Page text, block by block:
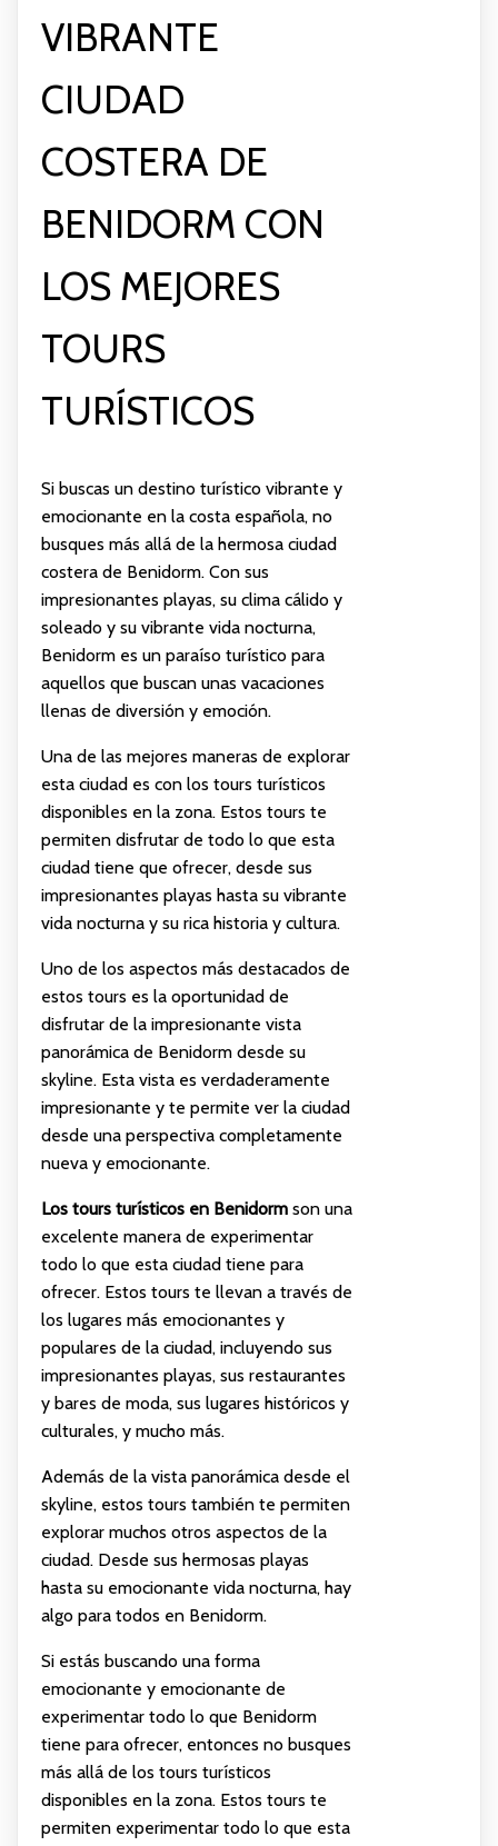
VIBRANTE
CIUDAD
COSTERA DE
BENIDORM CON
LOS MEJORES
TOURS
TURÍSTICOS
Si buscas un destino turístico vibrante y
emocionante en la costa española, no
busques más allá de la hermosa ciudad
costera de Benidorm. Con sus
impresionantes playas, su clima cálido y
soleado y su vibrante vida nocturna,
Benidorm es un paraíso turístico para
aquellos que buscan unas vacaciones
llenas de diversión y emoción.
Una de las mejores maneras de explorar
esta ciudad es con los tours turísticos
disponibles en la zona. Estos tours te
permiten disfrutar de todo lo que esta
ciudad tiene que ofrecer, desde sus
impresionantes playas hasta su vibrante
vida nocturna y su rica historia y cultura.
Uno de los aspectos más destacados de
estos tours es la oportunidad de
disfrutar de la impresionante vista
panorámica de Benidorm desde su
skyline. Esta vista es verdaderamente
impresionante y te permite ver la ciudad
desde una perspectiva completamente
nueva y emocionante.
Los tours turísticos en Benidormson una
excelente manera de experimentar
todo lo que esta ciudad tiene para
ofrecer. Estos tours te llevan a través de
los lugares más emocionantes y
populares de la ciudad, incluyendo sus
impresionantes playas, sus restaurantes
y bares de moda, sus lugares históricos y
culturales, y mucho más.
Además de la vista panorámica desde el
skyline, estos tours también te permiten
explorar muchos otros aspectos de la
ciudad. Desde sus hermosas playas
hasta su emocionante vida nocturna, hay
algo para todos en Benidorm.
Si estás buscando una forma
emocionante y emocionante de
experimentar todo lo que Benidorm
tiene para ofrecer, entonces no busques
más allá de los tours turísticos
disponibles en la zona. Estos tours te
permiten experimentar todo lo que esta